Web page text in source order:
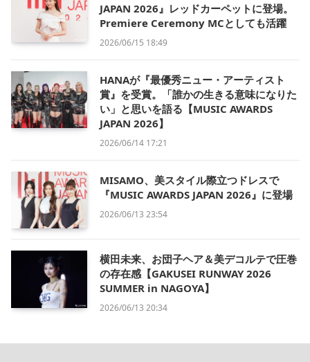
JAPAN 2026』レッドカーペットに登場。
Premiere Ceremony MCとしても活躍
2026/06/15 18:49
HANAが『最優秀ニュー・アーティスト
賞』を受賞。「誰かの生きる意味になりた
い」と思いを語る【MUSIC AWARDS
JAPAN 2026】
2026/06/14 17:21
MISAMO、美スタイル際立つドレスで
『MUSIC AWARDS JAPAN 2026』に登場
2026/06/13 23:54
横田未来、お団子ヘア＆美デコルテで圧巻
の存在感【GAKUSEI RUNWAY 2026
SUMMER in NAGOYA】
2026/06/13 20:34